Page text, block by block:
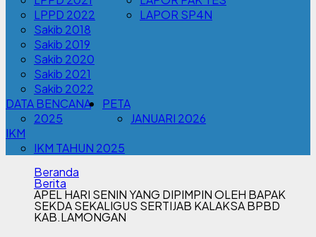
LPPD 2022
Sakib 2018
Sakib 2019
Sakib 2020
Sakib 2021
Sakib 2022
LAPOR SP4N
DATA BENCANA
2025
PETA
JANUARI 2026
IKM
IKM TAHUN 2025
Beranda
Berita
APEL HARI SENIN YANG DIPIMPIN OLEH BAPAK
SEKDA SEKALIGUS SERTIJAB KALAKSA BPBD
KAB.LAMONGAN